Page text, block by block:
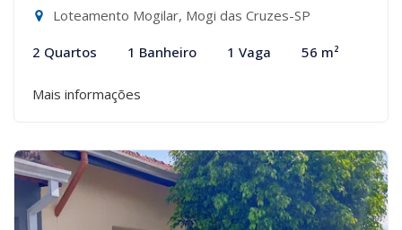
Loteamento Mogilar, Mogi das Cruzes-SP
2 Quartos 1 Banheiro 1 Vaga 56 m²
Mais informações